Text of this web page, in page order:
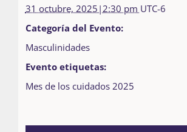
31 octubre, 2025|2:30 pm UTC-6
Categoría del Evento:
Masculinidades
Evento etiquetas:
Mes de los cuidados 2025